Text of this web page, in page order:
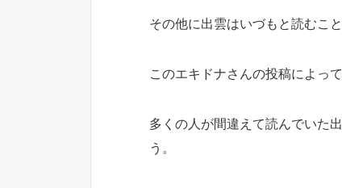
その他に出雲はいづもと読むこ
このエキドナさんの投稿によっ
多くの人が間違えて読んでいた
う。